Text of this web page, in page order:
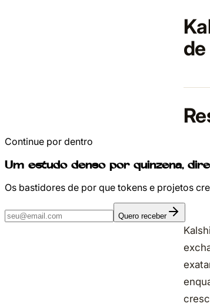
Continue por dentro
Um estudo denso por quinzena,
Os bastidores de por que tokens e projetos
Quero receber